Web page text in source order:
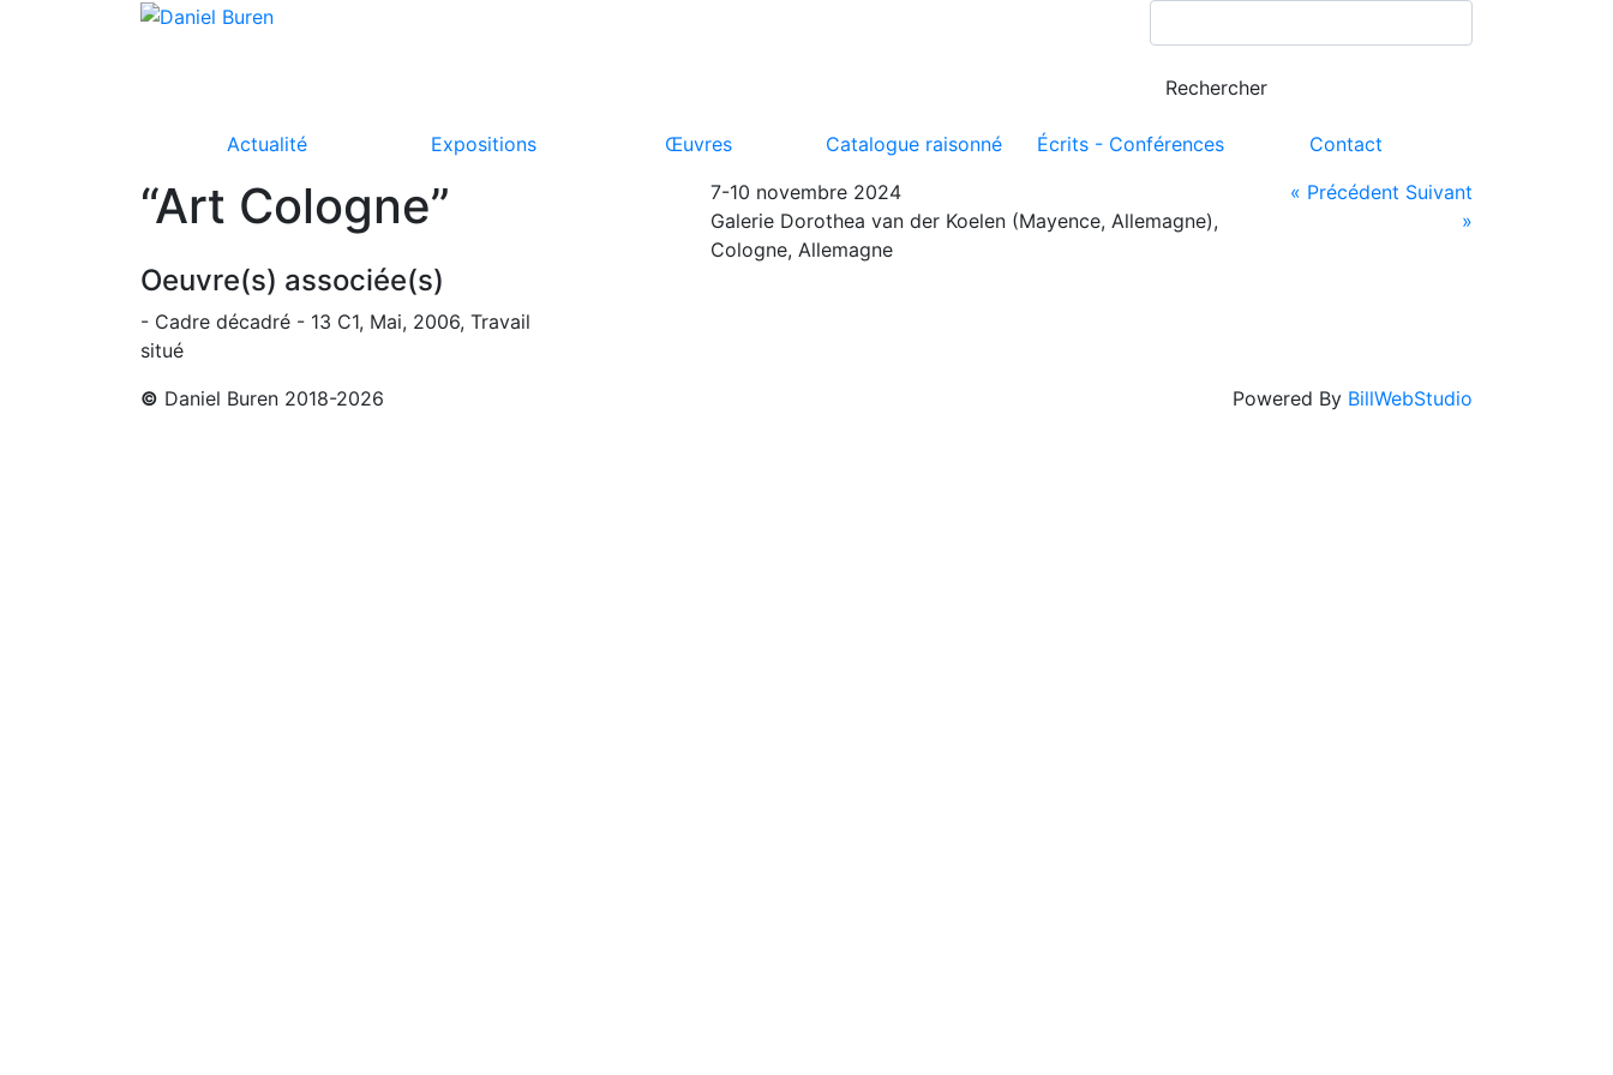
Actualité Expositions Œuvres Catalogue raisonné Écrits - Conférences Contact
“Art Cologne”
7-10 novembre 2024
Galerie Dorothea van der Koelen (Mayence, Allemagne),
Cologne, Allemagne
« Précédent Suivant
»
Oeuvre(s) associée(s)
- Cadre décadré - 13 C1, Mai, 2006, Travail
situé
© Daniel Buren 2018-2026 Powered By BillWebStudio